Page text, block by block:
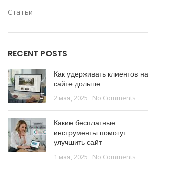
Статьи
RECENT POSTS
Как удерживать клиентов на
сайте дольше
2 мая, 2025 No Comments
Какие бесплатные
инструменты помогут
улучшить сайт
1 мая, 2025 No Comments